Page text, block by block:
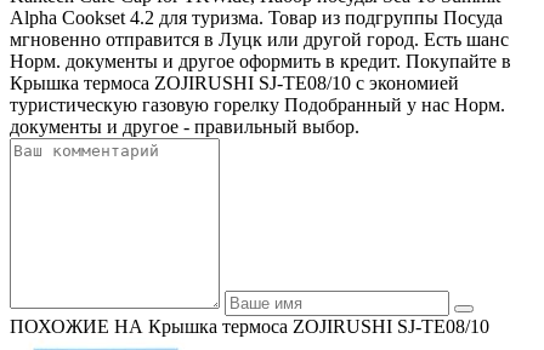
Alpha Cookset 4.2 для туризма. Товар из подгруппы Посуда
мгновенно отправится в Луцк или другой город. Есть шанс
Норм. документы и другое оформить в кредит. Покупайте в
Крышка термоса ZOJIRUSHI SJ-TE08/10 с экономией
туристическую газовую горелку Подобранный у нас Норм.
документы и другое - правильный выбор.
ПОХОЖИЕ НА Крышка термоса ZOJIRUSHI SJ-TE08/10